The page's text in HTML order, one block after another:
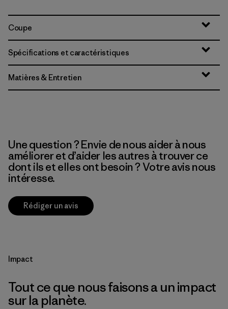
Coupe
Spécifications et caractéristiques
Matières & Entretien
Une question ? Envie de nous aider à nous
améliorer et d’aider les autres à trouver ce
dont ils et elles ont besoin ? Votre avis nous
intéresse.
Rédiger un avis
Impact
Tout ce que nous faisons a un impact
sur la planète.